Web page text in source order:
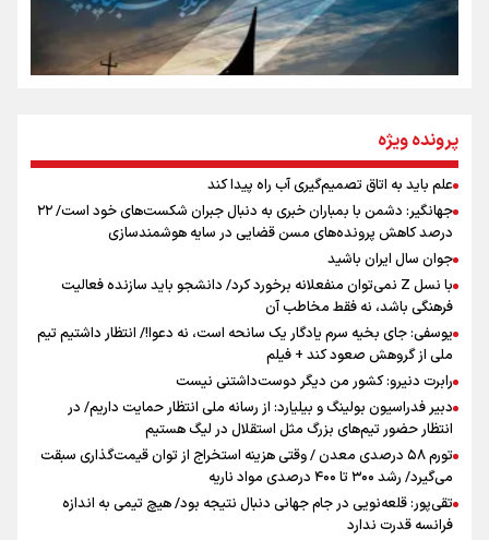
از طلوع خیابان‌ها تا غروب اشک
سه حسرتی که به دلم ماند
مومنِ مقتدرِ مظلوم
اینفو برنا / توصیه‌هایی طلایی برای پیاده روی اربعین
اینفو برنا / جدول کامل فاصله مرز شلمچه تا شهرهای زیارتی
عراق
پرونده ویژه
علم باید به اتاق تصمیم‌گیری آب راه پیدا کند
جهانگیر: دشمن با بمباران خبری به دنبال جبران شکست‌های خود است/ ۲۲
درصد کاهش پرونده‌های مسن قضایی در سایه هوشمندسازی
جوان سال ایران باشید
با نسل Z نمی‌توان منفعلانه برخورد کرد/ دانشجو باید سازنده فعالیت
فرهنگی باشد، نه فقط مخاطب آن
یوسفی: جای بخیه سرم یادگار یک سانحه است، نه دعوا!/ انتظار داشتیم تیم
ملی از گروهش صعود کند + فیلم
رابرت دنیرو: کشور من دیگر دوست‌داشتنی نیست
دبیر فدراسیون بولینگ و بیلیارد: از رسانه ملی انتظار حمایت داریم/ در
انتظار حضور تیم‌های بزرگ مثل استقلال در لیگ هستیم
تورم ۵۸ درصدی معدن / وقتی هزینه استخراج از توان قیمت‌گذاری سبقت
می‌گیرد/ رشد ۳۰۰ تا ۴۰۰ درصدی مواد ناریه
تقی‌پور: قلعه‌نویی در جام جهانی دنبال نتیجه بود/ هیچ تیمی به اندازه
فرانسه قدرت ندارد